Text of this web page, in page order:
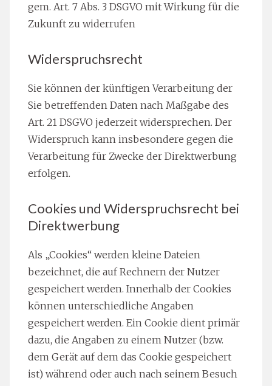
gem. Art. 7 Abs. 3 DSGVO mit Wirkung für die
Zukunft zu widerrufen
Widerspruchsrecht
Sie können der künftigen Verarbeitung der
Sie betreffenden Daten nach Maßgabe des
Art. 21 DSGVO jederzeit widersprechen. Der
Widerspruch kann insbesondere gegen die
Verarbeitung für Zwecke der Direktwerbung
erfolgen.
Cookies und Widerspruchsrecht bei
Direktwerbung
Als „Cookies“ werden kleine Dateien
bezeichnet, die auf Rechnern der Nutzer
gespeichert werden. Innerhalb der Cookies
können unterschiedliche Angaben
gespeichert werden. Ein Cookie dient primär
dazu, die Angaben zu einem Nutzer (bzw.
dem Gerät auf dem das Cookie gespeichert
ist) während oder auch nach seinem Besuch